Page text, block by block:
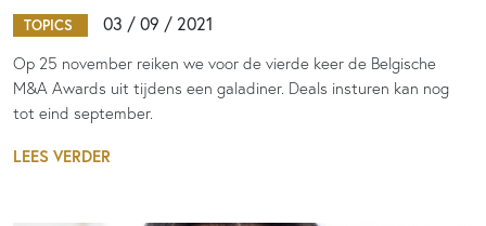
TOPICS 03 / 09 / 2021
Op 25 november reiken we voor de vierde keer de Belgische
M&A Awards uit tijdens een galadiner. Deals insturen kan nog
tot eind september.
LEES VERDER